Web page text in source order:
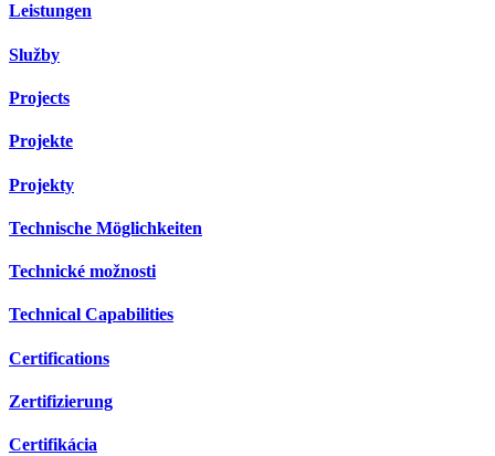
Leistungen
Služby
Projects
Projekte
Projekty
Technische Möglichkeiten
Technické možnosti
Technical Capabilities
Certifications
Zertifizierung
Certifikácia